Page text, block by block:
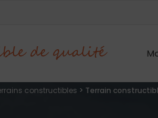
constructibles > Terrain